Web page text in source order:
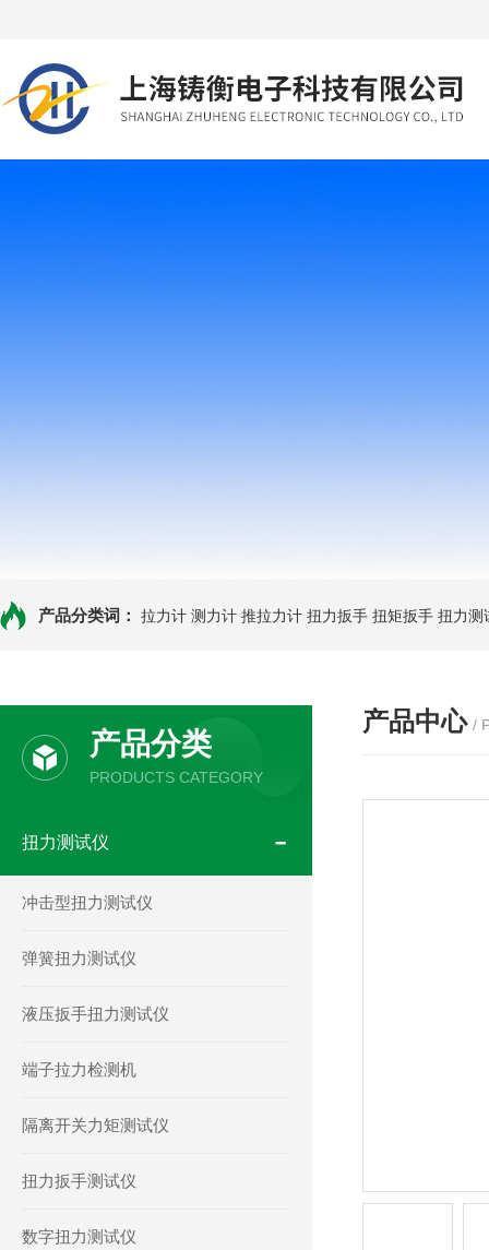
产品分类词： 拉力计 测力计 推拉力计 扭力扳手 扭矩扳手 扭力测
产品分类
PRODUCTS CATEGORY
扭力测试仪
冲击型扭力测试仪
弹簧扭力测试仪
液压扳手扭力测试仪
端子拉力检测机
隔离开关力矩测试仪
扭力扳手测试仪
数字扭力测试仪
产品中心 /